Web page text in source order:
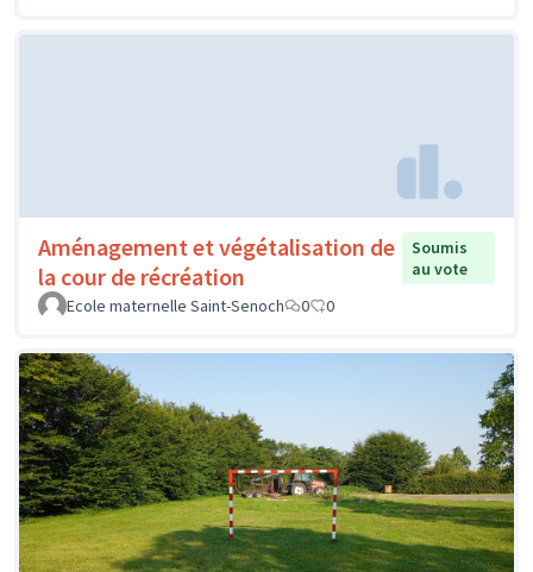
Aménagement et végétalisation de
la cour de récréation
Soumis
au vote
Ecole maternelle Saint-Senoch
0 0